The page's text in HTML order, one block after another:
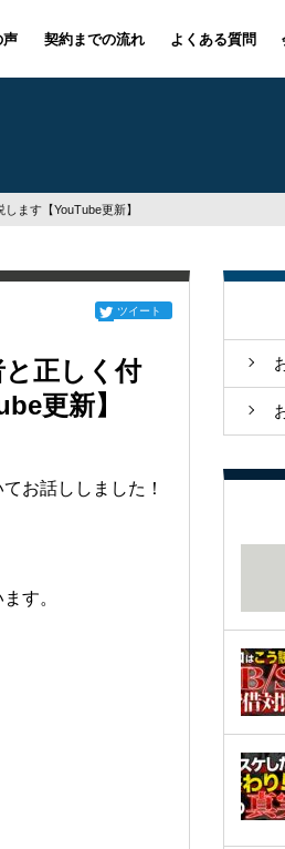
声 契約までの流れ よくある質問
ます【YouTube更新】
ツイート
と正しく付
更新】
お話ししました！
す。